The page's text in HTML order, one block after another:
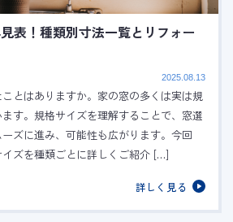
表！種類別寸法一覧とリフォー
2025.08.13
とはありますか。家の窓の多くは実は規
す。規格サイズを理解することで、窓選
ズに進み、可能性も広がります。今回
ズを種類ごとに詳しくご紹介 […]
詳しく見る